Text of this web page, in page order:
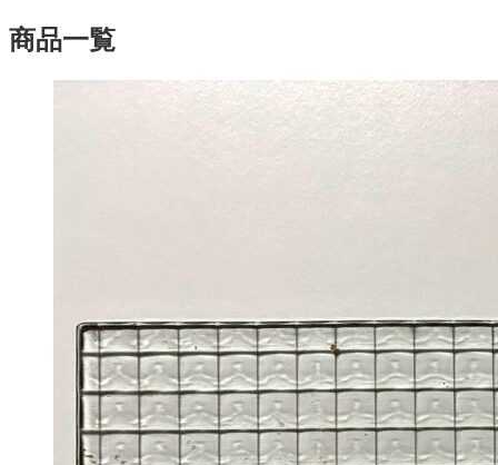
商品一覧